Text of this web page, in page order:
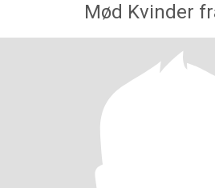
Mød Kvinder